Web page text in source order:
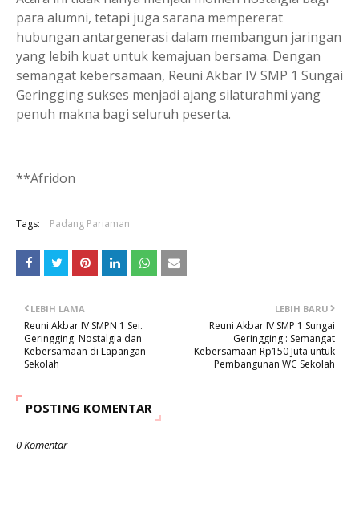
para alumni, tetapi juga sarana mempererat
hubungan antargenerasi dalam membangun jaringan
yang lebih kuat untuk kemajuan bersama. Dengan
semangat kebersamaan, Reuni Akbar IV SMP 1 Sungai
Geringging sukses menjadi ajang silaturahmi yang
penuh makna bagi seluruh peserta.
**Afridon
Tags: Padang Pariaman
LEBIH BARU
Reuni Akbar IV SMP 1 Sungai
Geringging : Semangat
Kebersamaan Rp150 Juta untuk
Pembangunan WC Sekolah
LEBIH LAMA
Reuni Akbar IV SMPN 1 Sei.
Geringging: Nostalgia dan
Kebersamaan di Lapangan
Sekolah
POSTING KOMENTAR
0 Komentar